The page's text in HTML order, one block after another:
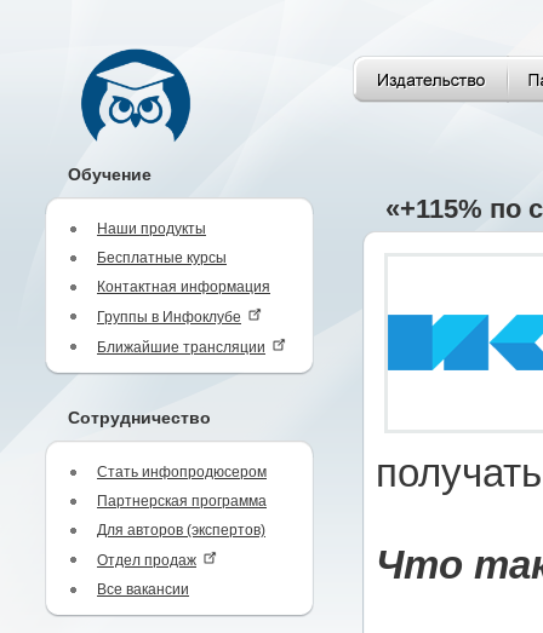
Обучение
Наши продукты
Бесплатные курсы
Контактная информация
Группы в Инфоклубе
Ближайшие трансляции
Сотрудничество
Стать инфопродюсером
Партнерская программа
Для авторов (экспертов)
Отдел продаж
Все вакансии
«+115% по
Что